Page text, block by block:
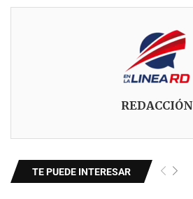
REDACCIÓN
TE PUEDE INTERESAR